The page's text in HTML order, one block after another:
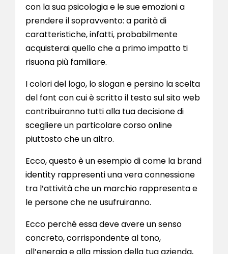
con la sua psicologia e le sue emozioni a
prendere il sopravvento: a parità di
caratteristiche, infatti, probabilmente
acquisterai quello che a primo impatto ti
risuona più familiare.
I colori del logo, lo slogan e persino la scelta
del font con cui è scritto il testo sul sito web
contribuiranno tutti alla tua decisione di
scegliere un particolare corso online
piuttosto che un altro.
Ecco, questo è un esempio di come la brand
identity rappresenti una vera connessione
tra l’attività che un marchio rappresenta e
le persone che ne usufruiranno.
Ecco perché essa deve avere un senso
concreto, corrispondente al tono,
all’energia e alla mission della tua azienda,